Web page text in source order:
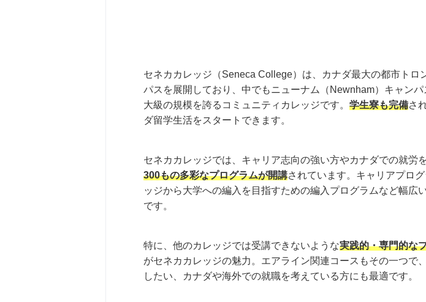
セネカカレッジ（Seneca College）は、カナダ最大の都市トロ
パスを展開しており、中でもニューナム（Newnham）キャン
大級の規模を誇るコミュニティカレッジです。 学生寮も完備さ
ダ留学生活をスタートできます。
セネカカレッジでは、キャリア志向の強い方やカナダでの就労
300もの多彩なプログラムが開講されています。キャリアプロ
ッジから大学への編入を目指すための編入プログラムなど幅広
です。
特に、他のカレッジでは受講できないような実践的・専門的な
がセネカカレッジの魅力。エアライン関連コースもその一つで
したい、カナダや海外での就職を考えている方にも最適です。